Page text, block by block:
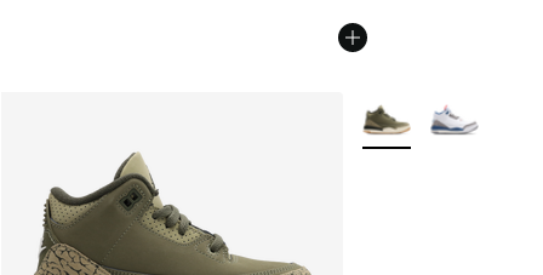
Plus de couleurs